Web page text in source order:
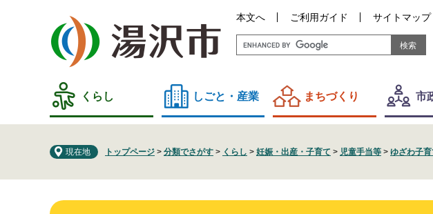
す
し
本文へ ご利用ガイド サイトマップ
くらし しごと・産業 まちづくり 市
現在地 トップページ > 分類でさがす > くらし > 妊娠・出産・子育て > 児童手当等 > ゆざわ子